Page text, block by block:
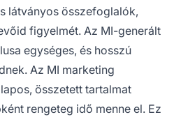
látványos összefoglalók,
figyelmét. Az MI-generált
egységes, és hosszú
Az MI marketing
összetett tartalmat
rengeteg idő menne el. Ez